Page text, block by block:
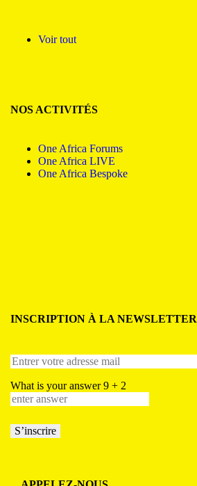
Voir tout
NOS ACTIVITÉS
One Africa Forums
One Africa LIVE
One Africa Bespoke
INSCRIPTION À LA NEWSLETTER
What is your answer9 + 2